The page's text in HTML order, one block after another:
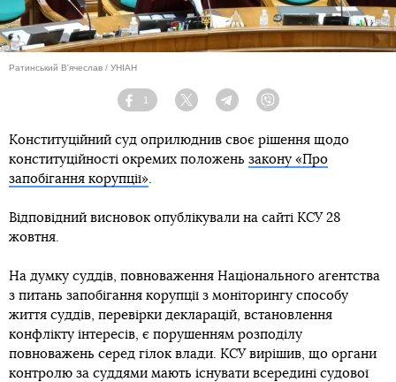
Ратинський В'ячеслав / УНІАН
Facebook
1
Twitter TelegramViber
Конституційний суд оприлюднив своє рішення щодо
конституційності окремих положень закону «Про
запобігання корупції».
Відповідний висновок опублікували на сайті КСУ 28
жовтня.
На думку суддів, повноваження Національного агентства
з питань запобігання корупції з моніторингу способу
життя суддів, перевірки декларацій, встановлення
конфлікту інтересів, є порушенням розподілу
повноважень серед гілок влади. КСУ вирішив, що органи
контролю за суддями мають існувати всередині судової